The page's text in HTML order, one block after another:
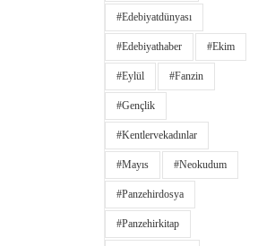
#edebiyatdünyası
#edebiyathaber #ekim
#eylül #fanzin
#gençlik
#kentlervekadınlar
#Mayıs #neokudum
#panzehirdosya
#panzehirkitap